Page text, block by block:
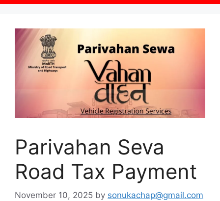
Parivahan Seva
Road Tax Payment
November 10, 2025 by sonukachap@gmail.com